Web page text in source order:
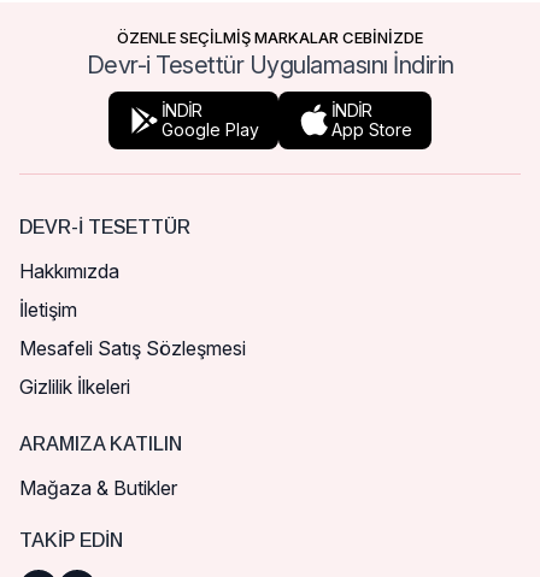
ÖZENLE SEÇİLMİŞ MARKALAR CEBİNİZDE
Devr-i Tesettür Uygulamasını İndirin
İNDİR
Google Play
İNDİR
App Store
DEVR-I TESETTÜR
Hakkımızda
İletişim
Mesafeli Satış Sözleşmesi
Gizlilik İlkeleri
ARAMIZA KATILIN
Mağaza & Butikler
TAKIP EDIN